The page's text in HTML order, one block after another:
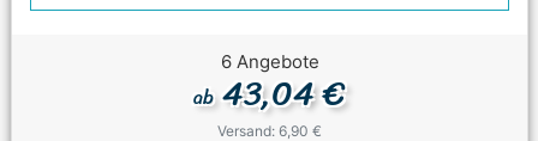
6 Angebote
ab43,04 €
Versand: 6,90 €